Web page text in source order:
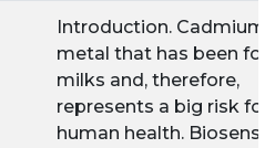
Introduction. Cadmium
metal that has been
milks and, therefore,
represents a big risk for
human health.